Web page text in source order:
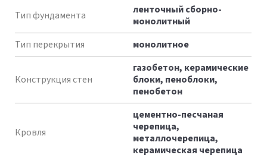
Тип фундамента
ленточный сборно-
монолитный
Тип перекрытия
монолитное
Конструкция стен
газобетон, керамические
блоки, пеноблоки,
пенобетон
Кровля
цементно-песчаная
черепица,
металлочерепица,
керамическая черепица